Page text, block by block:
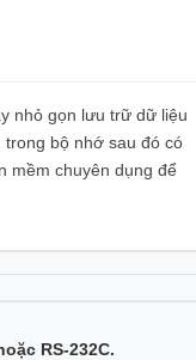
nhỏ gọn lưu trữ dữ liệu
bộ nhớ sau đó có
mềm chuyên dụng để
RS-232C.